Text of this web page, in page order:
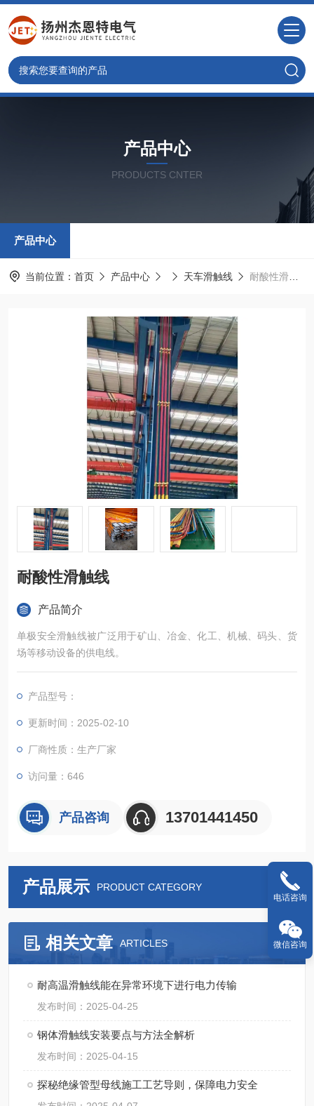
产品中心
PRODUCTS CNTER
产品中心
当前位置： 首页 产品中心 天车滑触线 耐酸性滑触线
耐酸性滑触线
产品简介
单极安全滑触线被广泛用于矿山、冶金、化工、机械、码头、货
场等移动设备的供电线。
产品型号：
更新时间：2025-02-10
厂商性质：生产厂家
访问量：646
产品咨询 13701441450
产品展示 PRODUCT CATEGORY
相关文章 ARTICLES
耐高温滑触线能在异常环境下进行电力传输
发布时间：2025-04-25
钢体滑触线安装要点与方法全解析​
发布时间：2025-04-15
探秘绝缘管型母线施工工艺导则，保障电力安全
电话咨询
微信咨询